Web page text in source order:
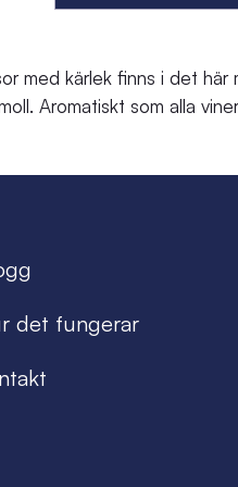
med kärlek finns i det
Aromatiskt som alla
det fungerar